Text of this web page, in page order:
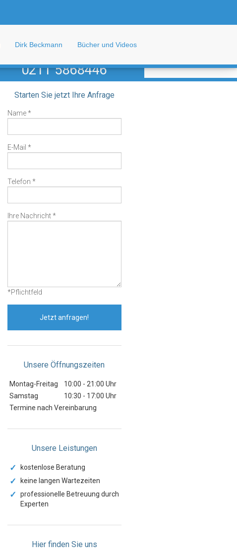
Dirk Beckmann Bücher und Videos
Infotermin sichern!
0211 5868446
Starten Sie jetzt Ihre Anfrage
Name *
E-Mail *
Telefon *
Ihre Nachricht *
*Pflichtfeld
Jetzt anfragen!
Unsere Öffnungszeiten
Montag-Freitag
10:00 - 21:00 Uhr
Samstag
10:30 - 17:00 Uhr
Termine nach Vereinbarung
Unsere Leistungen
✓ kostenlose Beratung
✓ keine langen Wartezeiten
✓
professionelle Betreuung durch
Experten
Hier finden Sie uns